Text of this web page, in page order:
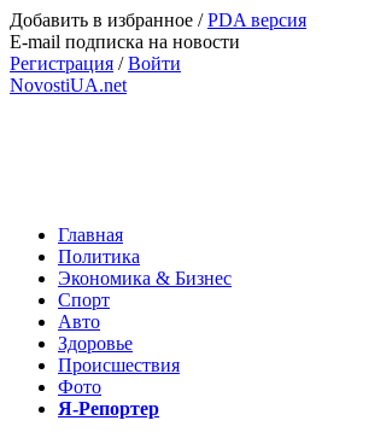
Добавить в избранное /PDA версия
E-mail подписка на новости
Регистрация /Войти
NovostiUA.net
Главная
Политика
Экономика & Бизнес
Спорт
Авто
Здоровье
Происшествия
Фото
Я-Репортер